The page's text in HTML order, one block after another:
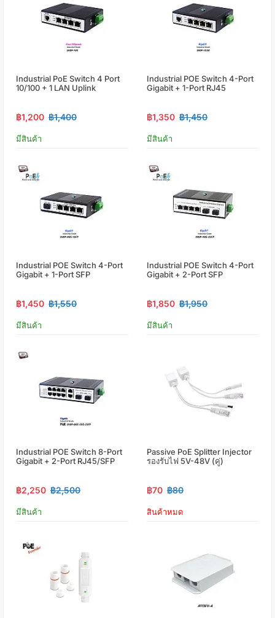
Industrial PoE Switch 4 Port
10/100 + 1 LAN Uplink
฿1,200 ฿1,400
มีสินค้า
Industrial POE Switch 4-Port
Gigabit + 1-Port RJ45
฿1,350 ฿1,450
มีสินค้า
Industrial POE Switch 4-Port
Gigabit + 1-Port SFP
฿1,450 ฿1,550
มีสินค้า
Industrial POE Switch 4-Port
Gigabit + 2-Port SFP
฿1,850 ฿1,950
มีสินค้า
Industrial POE Switch 8-Port
Gigabit + 2-Port RJ45/SFP
฿2,250 ฿2,500
มีสินค้า
Passive PoE Splitter Injector
รองรับไฟ 5V-48V (คู่)
฿70 ฿80
สินค้าหมด